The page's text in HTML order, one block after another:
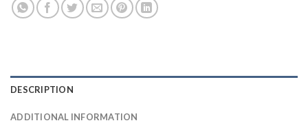
DESCRIPTION
ADDITIONAL INFORMATION